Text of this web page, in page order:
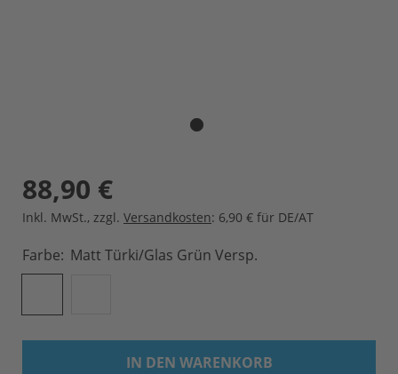
88,90 €
Inkl. MwSt., zzgl. Versandkosten: 6,90 € für DE/AT
Farbe Matt Türki/Glas Grün Versp.
IN DEN WARENKORB